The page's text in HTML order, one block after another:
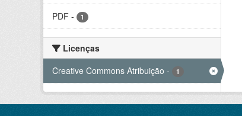
PDF - 1
Licenças
Creative Commons Atribuição - 1